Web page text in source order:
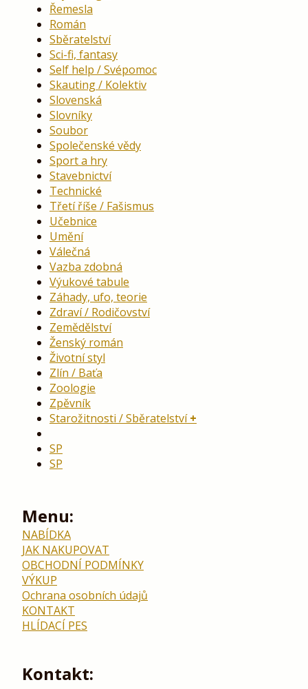
Řemesla
Román
Sběratelství
Sci-fi, fantasy
Self help / Svépomoc
Skauting / Kolektiv
Slovenská
Slovníky
Soubor
Společenské vědy
Sport a hry
Stavebnictví
Technické
Třetí říše / Fašismus
Učebnice
Umění
Válečná
Vazba zdobná
Výukové tabule
Záhady, ufo, teorie
Zdraví / Rodičovství
Zemědělství
Ženský román
Životní styl
Zlín / Baťa
Zoologie
Zpěvník
Starožitnosti / Sběratelství
SP
SP
Menu:
NABÍDKA
JAK NAKUPOVAT
OBCHODNÍ PODMÍNKY
VÝKUP
Ochrana osobních údajů
KONTAKT
HLÍDACÍ PES
Kontakt: